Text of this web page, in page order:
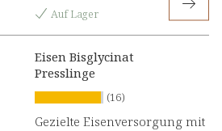
Auf Lager
Eisen Bisglycinat
Presslinge
(16)
Gezielte Eisenversorgung mit